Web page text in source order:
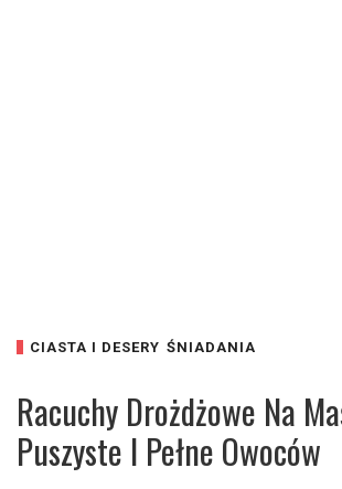
CIASTA I DESERY ŚNIADANIA
Racuchy Drożdżowe Na
Puszyste I Pełne Owoców